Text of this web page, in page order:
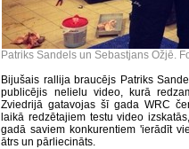
Patriks Sandels un Sebastjans Ožjē.
Bijušais rallija braucējs Patriks
publicējis nelielu video, kurā
Zviedrijā gatavojas šī gada WRC
laikā redzētajiem testu video
gadā saviem konkurentiem 'ierādīt
ātrs un pārliecināts.